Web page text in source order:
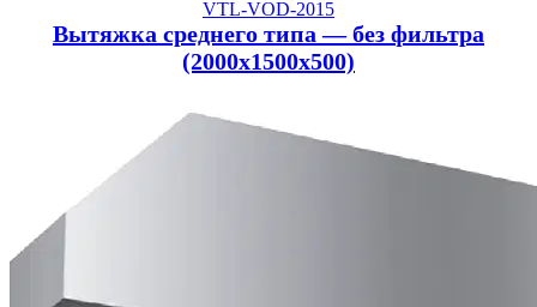
VTL-VOD-2015
Вытяжка среднего типа — без фильтра
(2000x1500x500)